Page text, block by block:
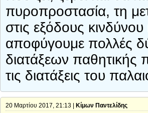
πυροπροστασία, τη
στις εξόδους
αποφύγουμε πολλές
διατάξεων
τις διατάξεις του
20 Μαρτίου 2017, 21:13 | Κίμων Παντελίδης